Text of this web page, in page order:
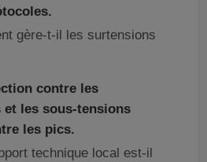
gère-t-il les surtensions
contre les
et les sous-tensions
les pics.
technique local est-il